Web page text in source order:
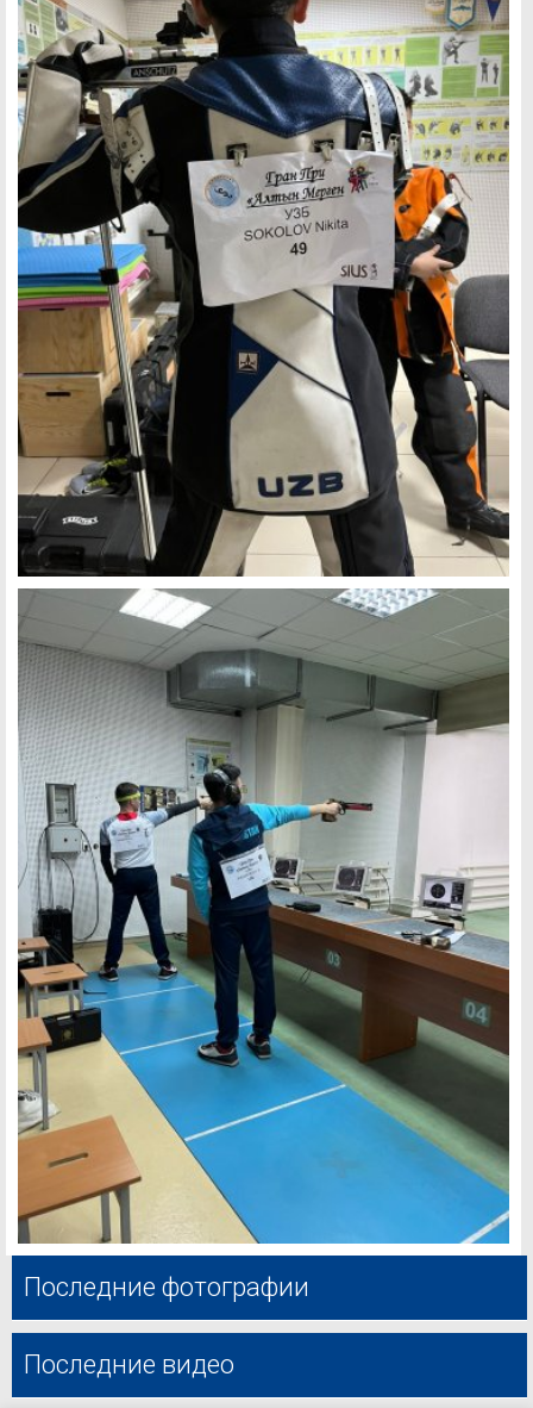
Последние фотографии
Последние видео